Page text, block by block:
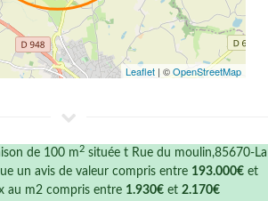
Leaflet | ©OpenStreetMap
de 100 m 2 située t Rue du moulin,85670-La
un avis de valeur compris entre 193.000€ et
au m2 compris entre 1.930€ et 2.170€